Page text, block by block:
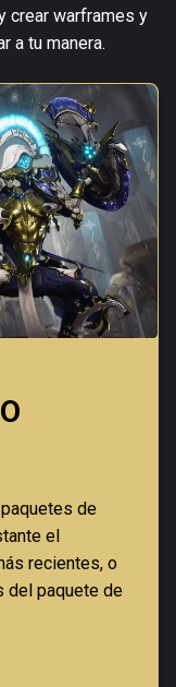
crear warframes y
a tu manera.
de
el
recientes, o
del paquete de